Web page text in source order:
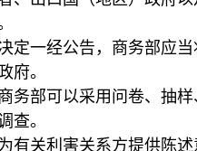
一经公告，商务部应当
府。
可以采用问卷、抽样
查。
关利害关系方提供陈述